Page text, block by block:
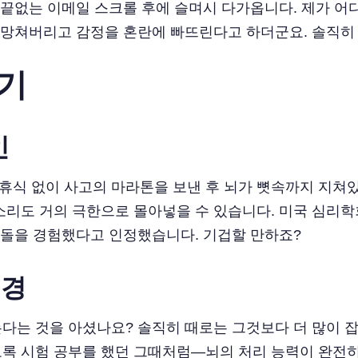
없는 이메일 스크롤 후에 슬며시 다가옵니다. 제가
쳐버리고 감정을 혼란에 빠뜨린다고 하더군요. 솔직
없이 사고의 마라톤을 보낸 후 뇌가 뼛속까지 지쳐
도 거의 극한으로 몰아넣을 수 있습니다. 미국 심리
을 경험했다고 인정했습니다. 기겁할 만하죠?
는 것을 아셨나요? 솔직히 때로는 그것보다 더 많이
시험 공부를 했던 그때처럼—뇌의 처리 능력이 완전